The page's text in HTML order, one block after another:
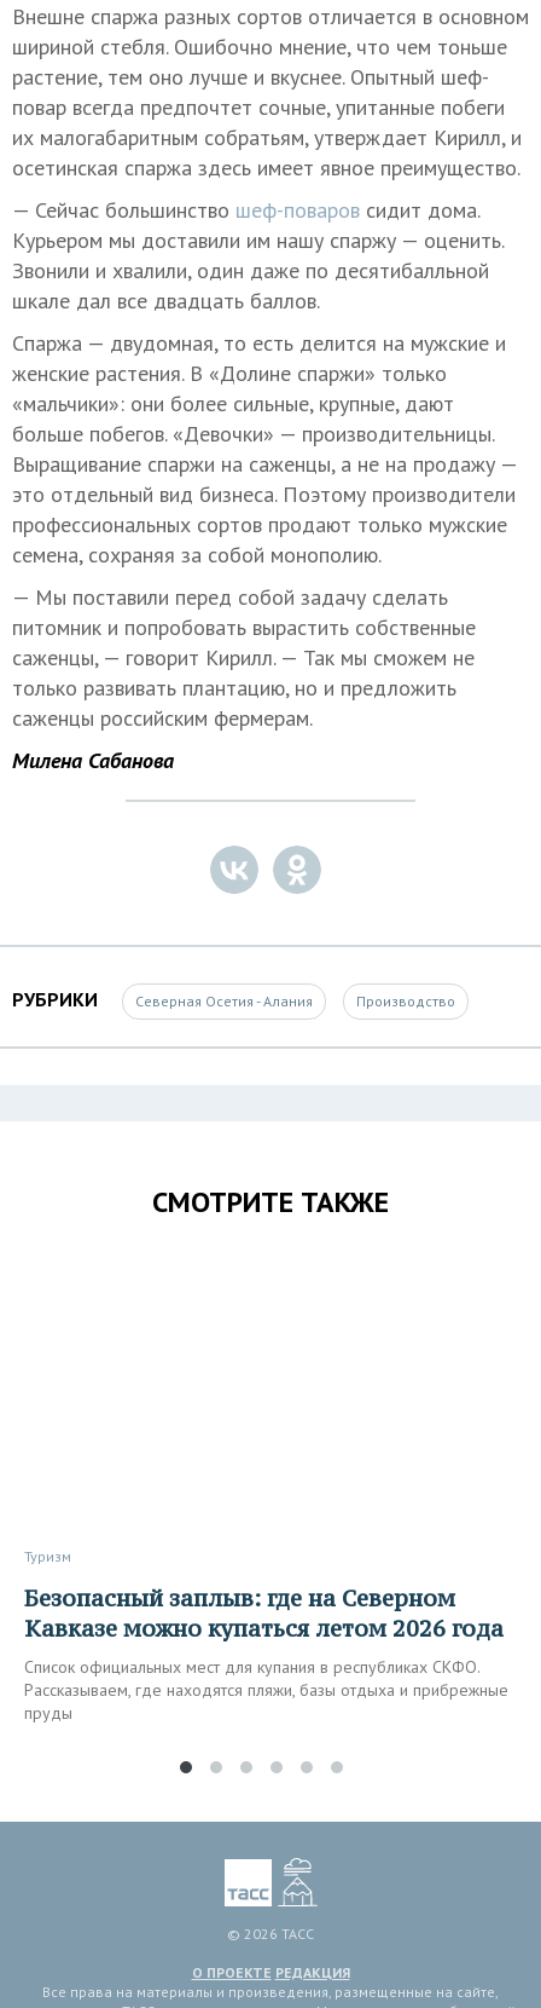
Внешне спаржа разных сортов отличается в основном
шириной стебля. Ошибочно мнение, что чем тоньше
растение, тем оно лучше и вкуснее. Опытный шеф-
повар всегда предпочтет сочные, упитанные побеги
их малогабаритным собратьям, утверждает Кирилл, и
осетинская спаржа здесь имеет явное преимущество.
— Сейчас большинство шеф-поваров сидит дома.
Курьером мы доставили им нашу спаржу — оценить.
Звонили и хвалили, один даже по десятибалльной
шкале дал все двадцать баллов.
Спаржа — двудомная, то есть делится на мужские и
женские растения. В «Долине спаржи» только
«мальчики»: они более сильные, крупные, дают
больше побегов. «Девочки» — производительницы.
Выращивание спаржи на саженцы, а не на продажу —
это отдельный вид бизнеса. Поэтому производители
профессиональных сортов продают только мужские
семена, сохраняя за собой монополию.
— Мы поставили перед собой задачу сделать
питомник и попробовать вырастить собственные
саженцы, — говорит Кирилл. — Так мы сможем не
только развивать плантацию, но и предложить
саженцы российским фермерам.
Милена Сабанова
РУБРИКИ Северная Осетия - Алания Производство
СМОТРИТЕ ТАКЖЕ
Туризм
Безопасный заплыв: где на Северном
Кавказе можно купаться летом 2026 года
Список официальных мест для купания в республиках СКФО.
Рассказываем, где находятся пляжи, базы отдыха и прибрежные
пруды
© 2026 ТАСС
О ПРОЕКТЕ РЕДАКЦИЯ
Все права на материалы и произведения, размещенные на сайте,